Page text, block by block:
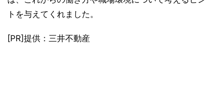
トを与えてくれました。
[PR]提供：三井不動産